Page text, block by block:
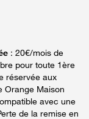
: 20€/mois de
pour toute 1ère
réservée aux
Orange Maison
avec une
de la remise en